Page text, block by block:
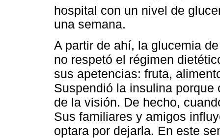
hospital con un nivel de
una semana.
A partir de ahí, la glucemia
no respetó el régimen
sus apetencias: fruta,
Suspendió la insulina
de la visión. De hecho,
Sus familiares y amigos
optara por dejarla. En este